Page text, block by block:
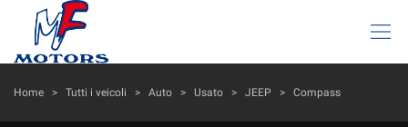
HOME
Home > Tutti i veicoli > Auto > Usato > JEEP > Compass